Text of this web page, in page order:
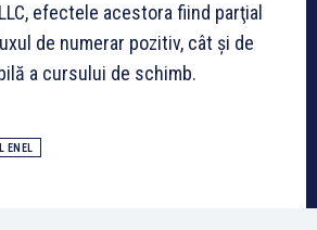
efectele acestora fiind parţial
de numerar pozitiv, cât şi de
a cursului de schimb.
ENEL